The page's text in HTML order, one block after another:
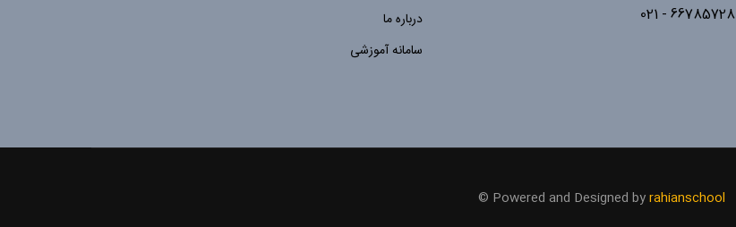
66785728 - 021
درباره ما
سامانه آموزشی
Powered and Designed byrahianschool
©